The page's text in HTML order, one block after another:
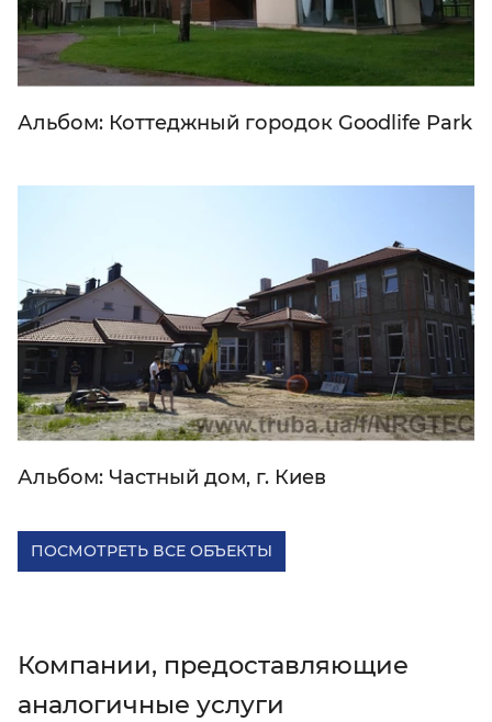
Альбом: Коттеджный городок Goodlife Park
Альбом: Частный дом, г. Киев
ПОСМОТРЕТЬ ВСЕ ОБЪЕКТЫ
Компании, предоставляющие
аналогичные услуги